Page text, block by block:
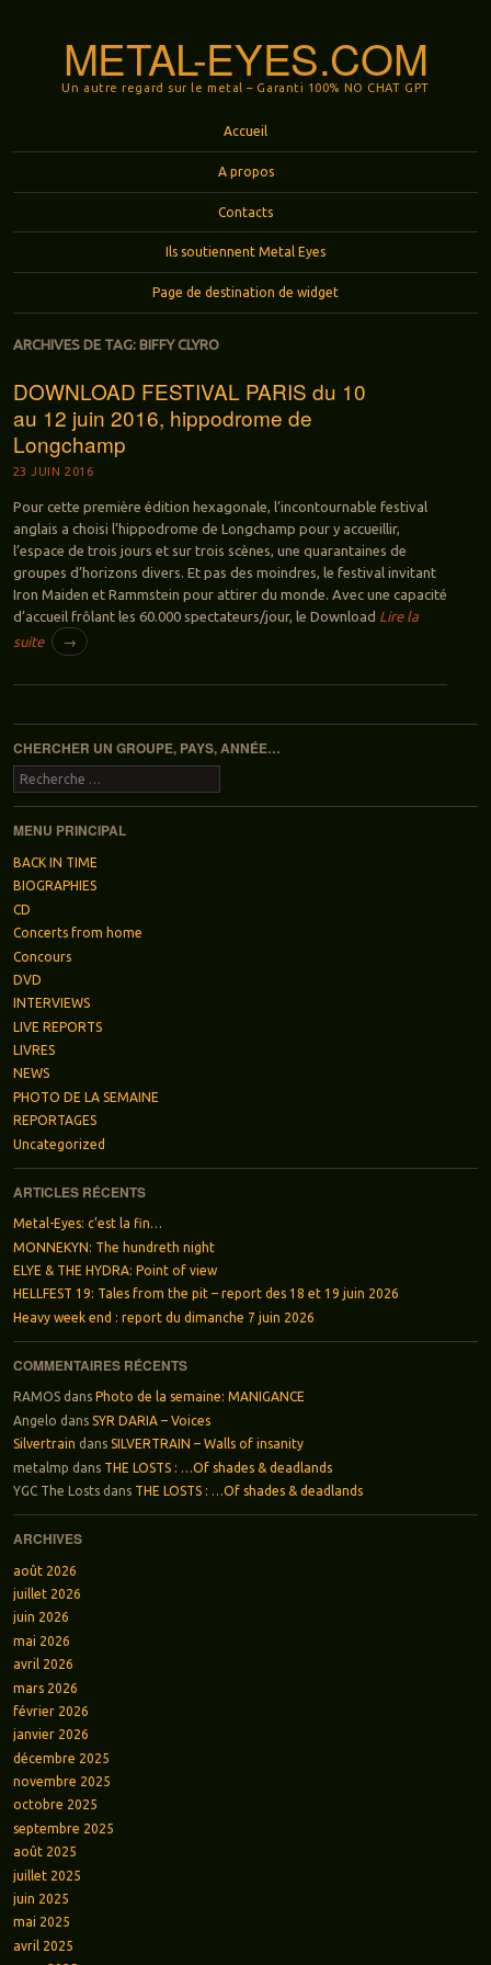
METAL-EYES.COM
Un autre regard sur le metal – Garanti 100% NO CHAT GPT
Accueil
A propos
Contacts
Ils soutiennent Metal Eyes
Page de destination de widget
ARCHIVES DE TAG: BIFFY CLYRO
DOWNLOAD FESTIVAL PARIS du 10
au 12 juin 2016, hippodrome de
Longchamp
23 JUIN 2016
Pour cette première édition hexagonale, l’incontournable festival
anglais a choisi l’hippodrome de Longchamp pour y accueillir,
l’espace de trois jours et sur trois scènes, une quarantaines de
groupes d’horizons divers. Et pas des moindres, le festival invitant
Iron Maiden et Rammstein pour attirer du monde. Avec une capacité
d’accueil frôlant les 60.000 spectateurs/jour, le Download Lire la
suite
→
Navigation des articles
CHERCHER UN GROUPE, PAYS, ANNÉE…
Recherche
MENU PRINCIPAL
BACK IN TIME
BIOGRAPHIES
CD
Concerts from home
Concours
DVD
INTERVIEWS
LIVE REPORTS
LIVRES
NEWS
PHOTO DE LA SEMAINE
REPORTAGES
Uncategorized
ARTICLES RÉCENTS
Metal-Eyes: c’est la fin…
MONNEKYN: The hundreth night
ELYE & THE HYDRA: Point of view
HELLFEST 19: Tales from the pit – report des 18 et 19 juin 2026
Heavy week end : report du dimanche 7 juin 2026
COMMENTAIRES RÉCENTS
RAMOSdans Photo de la semaine: MANIGANCE
Angelo dans SYR DARIA – Voices
Silvertrain dans SILVERTRAIN – Walls of insanity
metalmp dans THE LOSTS : …Of shades & deadlands
YGC The Lostsdans THE LOSTS : …Of shades & deadlands
ARCHIVES
août 2026
juillet 2026
juin 2026
mai 2026
avril 2026
mars 2026
février 2026
janvier 2026
décembre 2025
novembre 2025
octobre 2025
septembre 2025
août 2025
juillet 2025
juin 2025
mai 2025
avril 2025